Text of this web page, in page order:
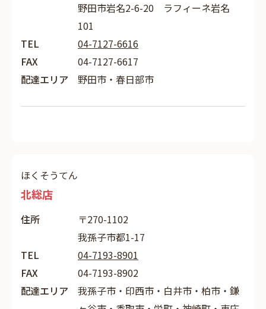
野田市岩名2-6-20 ラフィーネ岩名
101
TEL
04-7127-6616
FAX
04-7127-6617
配達エリア
野田市・春日部市
ほくそうてん
北総店
住所
〒270-1102
我孫子市都1-17
TEL
04-7193-8901
FAX
04-7193-8902
配達エリア
我孫子市・印西市・白井市・柏市・鎌